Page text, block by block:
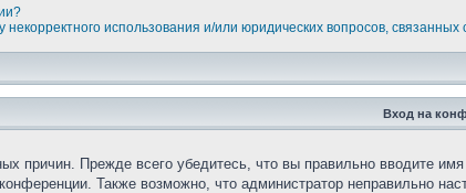
некорректного использования и/или юридических вопросов,
Вход на
причин. Прежде всего убедитесь, что вы правильно вводите
Также возможно, что администратор неправильно